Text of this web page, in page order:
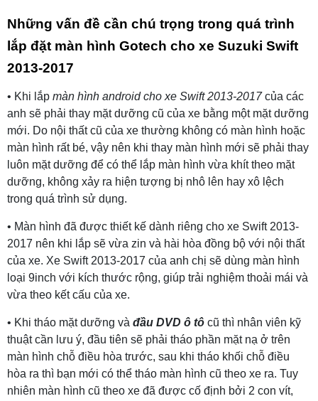
Những vấn đề cần chú trọng trong quá trình
lắp đặt màn hình Gotech cho xe Suzuki Swift
2013-2017
• Khi lắp màn hình android cho xe Swift 2013-2017của các
anh sẽ phải thay mặt dưỡng cũ của xe bằng một mặt dưỡng
mới. Do nội thất cũ của xe thường không có màn hình hoặc
màn hình rất bé, vậy nên khi thay màn hình mới sẽ phải thay
luôn mặt dưỡng để có thể lắp màn hình vừa khít theo mặt
dưỡng, không xảy ra hiện tượng bị nhô lên hay xô lệch
trong quá trình sử dụng.
• Màn hình đã được thiết kế dành riêng cho xe Swift 2013-
2017 nên khi lắp sẽ vừa zin và hài hòa đồng bộ với nội thất
của xe. Xe Swift 2013-2017 của anh chị sẽ dùng màn hình
loại 9inch với kích thước rộng, giúp trải nghiệm thoải mái và
vừa theo kết cấu của xe.
• Khi tháo mặt dưỡng và đầu DVD ô tô cũ thì nhân viên kỹ
thuật cần lưu ý, đầu tiên sẽ phải tháo phần mặt nạ ở trên
màn hình chỗ điều hòa trước, sau khi tháo khối chỗ điều
hòa ra thì bạn mới có thể tháo màn hình cũ theo xe ra. Tuy
nhiên màn hình cũ theo xe đã được cố định bởi 2 con vít,